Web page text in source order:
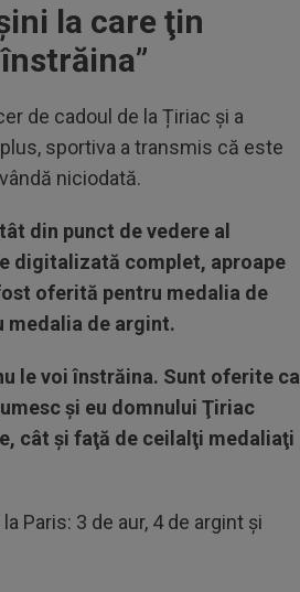
la care ţin
”
de cadoul de la Țiriac și a
sportiva a transmis că este
niciodată.
din punct de vedere al
digitalizată complet, aproape
oferită pentru medalia de
medalia de argint.
le voi înstrăina. Sunt oferite ca
şi eu domnului Ţiriac
cât şi faţă de ceilalţi medaliaţi
Paris: 3 de aur, 4 de argint şi